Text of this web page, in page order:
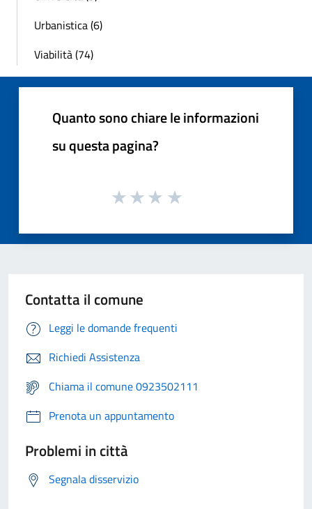
Urbanistica (6)
Viabilità (74)
Quanto sono chiare le informazioni
su questa pagina?
Contatta il comune
Leggi le domande frequenti
Richiedi Assistenza
Chiama il comune 0923502111
Prenota un appuntamento
Problemi in città
Segnala disservizio